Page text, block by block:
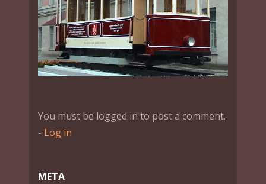
You must be logged in to post a comment.
- Log in
МЕТА